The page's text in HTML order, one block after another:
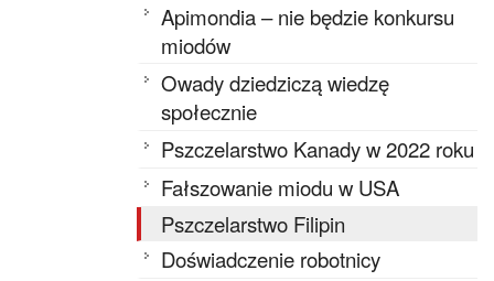
Apimondia – nie będzie konkursu
miodów
Owady dziedziczą wiedzę
społecznie
Pszczelarstwo Kanady w 2022 roku
Fałszowanie miodu w USA
Pszczelarstwo Filipin
Doświadczenie robotnicy